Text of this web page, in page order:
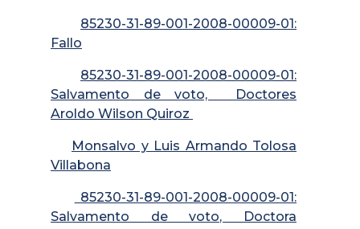
85230-31-89-001-2008-00009-01:
Fallo
85230-31-89-001-2008-00009-01:
Salvamento de voto, Doctores
Aroldo Wilson Quiroz
Monsalvo y Luis Armando Tolosa
Villabona
85230-31-89-001-2008-00009-01:
Salvamento de voto, Doctora